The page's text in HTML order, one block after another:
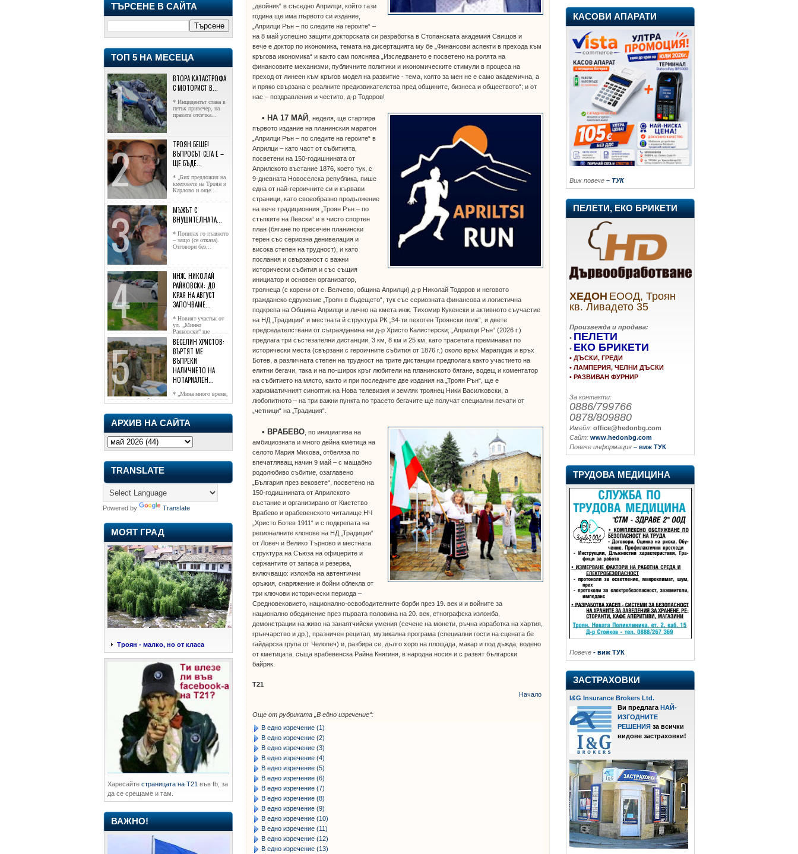
ТЪРСЕНЕ В САЙТА
ТОП 5 НА МЕСЕЦА
ВТОРА КАТАСТРОФА
С МОТОРИСТ В...
* Инцидентът стана в
петък привечер, на
правата отсечка...
ТРОЯН БЕШЕ!
ВЪПРОСЪТ СЕГА Е –
ЩЕ БЪДЕ...
* „Бих предложил на
кметовете на Троян и
Карлово и още...
МЪЖЪТ С
ВНУШИТЕЛНАТА...
* Попитах го главното
– защо (се отказа).
Отговори без...
ИНЖ. НИКОЛАЙ
РАЙКОВСКИ: ДО
КРАЯ НА АВГУСТ
ЗАПОЧВАМЕ...
* Новият участък от
ул. „Минко
Радковски“ ще
достигне жк...
ВЕСЕЛИН ХРИСТОВ:
ВЪРТЯТ МЕ
ВЪПРЕКИ
НАЛИЧИЕТО НА
НОТАРИАЛЕН...
* „Мина много време,
чаках го да се обади, но нищо не...
АРХИВ НА САЙТА
TRANSLATE
Powered by Translate
МОЯТ ГРАД
Троян - малко, но от класа
Харесайте страницата на Т21 във fb, за
да се срещаме и там.
ВАЖНО!
„двойник“ в съседно Априлци, който тази
година ще има първото си издание,
„Априлци Рън – по следите на героите“ –
на 8 май успешно защити докторската си разработка в Стопанската академия Свищов и
вече е доктор по икономика, темата на дисертацията му бе „Финансови аспекти в прехода към
кръгова икономика“ и както сам пояснява „Изследването е посветено на ролята на
финансовите механизми, публичните политики и икономическите стимули в процеса на
преход от линеен към кръгов модел на развитие - тема, която за мен не е само академична, а
и пряко свързана с реалните предизвикателства пред общините, бизнеса и обществото“; и от
нас – поздравления и честито, д-р Тодоров!
•НА 17 МАЙ неделя, ще стартира
първото издание на планинския маратон
„Априлци Рън – по следите на героите“ в
Априлци – като част от събитията,
посветени на 150-годишнината от
Априлското въстание 1876, което тук, с
9-дневната Новоселска република, пише
една от най-героичните си и кървави
страници, като своеобразно продължение
на вече традиционния „Троян Рън – по
стъпките на Левски“ и в чисто спортен
план (бягане по пресечен планински
терен със сериозна денивелация и
висока степен на трудност), и като
послания и свързаност с важни
исторически събития и със същия
инициатор и основен организатор,
троянеца (с корени от с. Велчево, община Априлци) д-р Николай Тодоров и неговото
гражданско сдружение „Троян в бъдещето“, тук със сериозната финансова и логистична
подкрепа на Община Априлци и лично на кмета инж. Тихомир Кукенски и активното съучастие
на НД „Традиция“ и местната й структура РК „34-ти пехотен Троянски полк“, и двете
председателствани от съгражданина ни д-р Христо Калистерски; „Априлци Рън“ (2026 г.)
предлага три състезателни дистанции, 3 км, 8 км и 25 км, като трасетата преминават по
исторически места (свързани с героичните събития от 1876 г.) около връх Марагидик и връх
Ботев, а различната степен на трудност на трите дистанции предполага както участието на
елитни бегачи, така и на по-широк кръг любители на планинското бягане, водещ и коментатор
на събитието на място, както и при последните две издания на „Троян Рън“, ще е
харизматичният синоптик на Нова телевизия и земляк троянец Ники Василковски, а
любопитното – на три важни пункта по трасето бегачите ще получат специални печати от
„четници“ на „Традиция“.
•ВРАБЕВО , по инициатива на
амбициозната и много дейна кметица на
селото Мария Михова, отбеляза по
впечатляващ начин 9 май – с мащабно
родолюбиво събитие, озаглавено
„България през вековете“, посветено на
150-годишнината от Априлското
въстание и организирано от Кметство
Врабево и врабевенското читалище НЧ
„Христо Ботев 1911“ и с подкрепата на
регионалните клонове на НД „Традиция“
от Ловеч и Велико Търново и местната
структура на Съюза на офицерите и
сержантите от запаса и резерва,
включващо: изложба на автентични
оръжия, снаряжение и бойни облекла от
три ключови исторически периода –
Средновековието, национално-освободителните борби през 19. век и и войните за
национално обединение през първата половина на 20. век, етнографска изложба,
демонстрации на живо на занаятчийски умения (сечене на монети, ръчна изработка на хартия,
грънчарство и др.), празничен рецитал, музикална програма (специални гости на сцената бе
гайдарска група от Челопеч) и, разбира се, дълго хоро на площада, макар и под дъжда, водено
от кметицата, съща врабевенска Райна Княгиня, в народна носия и с развят български
байряк.
Т21
Начало
Още от рубриката „В едно изречение“:
В едно изречение (1)
В едно изречение (2)
В едно изречение (3)
В едно изречение (4)
В едно изречение (5)
В едно изречение (6)
В едно изречение (7)
В едно изречение (8)
В едно изречение (9)
В едно изречение (10)
В едно изречение (11)
В едно изречение (12)
В едно изречение (13)
КАСОВИ АПАРАТИ
Виж повече – ТУК
ПЕЛЕТИ, ЕКО БРИКЕТИ
ХЕДОН ЕООД, Троян
кв. Ливадето 35
Произвежда и продава:
• ПЕЛЕТИ
• ЕКО БРИКЕТИ
• ДЪСКИ, ГРЕДИ
• ЛАМПЕРИЯ, ЧЕЛНИ ДЪСКИ
• РАЗВИВАН ФУРНИР
За контакти:
0886/799766
0878/809880
Имейл: office@hedonbg.com
Сайт: www.hedonbg.com
Повече информация – виж ТУК
ТРУДОВА МЕДИЦИНА
Повече - виж ТУК
ЗАСТРАХОВКИ
I&G Insurance Brokers Ltd.
Ви предлага НАЙ-
ИЗГОДНИТЕ
РЕШЕНИЯ за всички
видове застраховки!